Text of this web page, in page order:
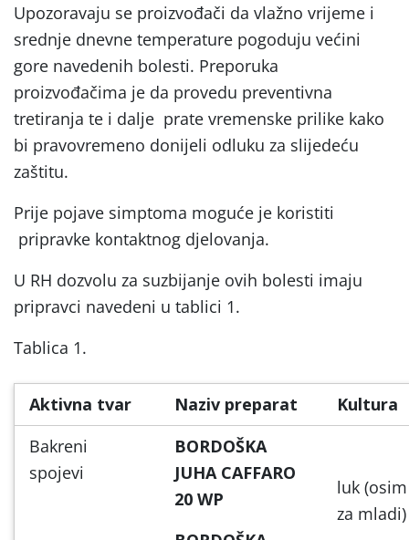
Upozoravaju se proizvođači da vlažno vrijeme i
srednje dnevne temperature pogoduju većini
gore navedenih bolesti. Preporuka
proizvođačima je da provedu preventivna
tretiranja te i dalje prate vremenske prilike kako
bi pravovremeno donijeli odluku za slijedeću
zaštitu.
Prije pojave simptoma moguće je koristiti
pripravke kontaktnog djelovanja.
U RH dozvolu za suzbijanje ovih bolesti imaju
pripravci navedeni u tablici 1.
Tablica 1.
Aktivna tvar Naziv preparat
Kultura
Bakreni
spojevi
BORDOŠKA
JUHA CAFFARO
20 WP
luk (osim
za mladi)